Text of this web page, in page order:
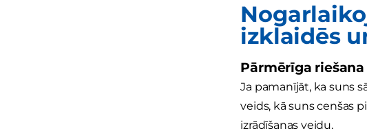
izklaidēs
Pārmērīga riešana
Ja pamanījāt, ka suns
veids, kā suns cenšas
izrādīšanas veidu.